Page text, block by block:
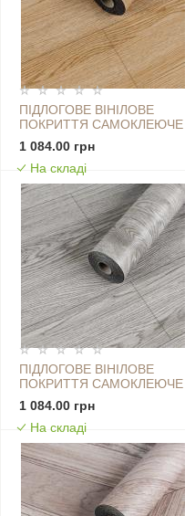
ПІДЛОГОВЕ ВІНІЛОВЕ
ПОКРИТТЯ САМОКЛЕЮЧЕ
В РУЛОНІ
3000Х600Х1,5ММ SW-
00001815
1 084.00 грн
На складі
ПІДЛОГОВЕ ВІНІЛОВЕ
ПОКРИТТЯ САМОКЛЕЮЧЕ
В РУЛОНІ
3000Х600Х1,5ММ SW-
00001817
1 084.00 грн
На складі